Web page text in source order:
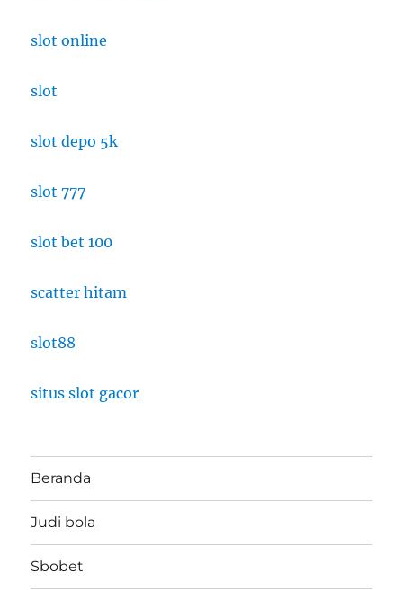
slot online
slot
slot depo 5k
slot 777
slot bet 100
scatter hitam
slot88
situs slot gacor
Beranda
Judi bola
Sbobet